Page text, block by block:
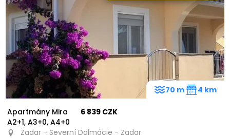
Apartmány Mira
A2+1, A3+0, A4+0
6 839 CZK
Zadar - Severní Dalmácie - Zadar
70 m 4 km